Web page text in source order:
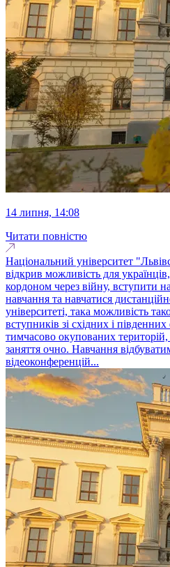
14 липня, 14:08
Читати повністю
Національний університет
відкрив можливість для
кордоном через війну, вступити
навчання та навчатися
університеті, така можливість
вступників зі східних і
тимчасово окупованих територій,
заняття очно. Навчання
відеоконференцій...